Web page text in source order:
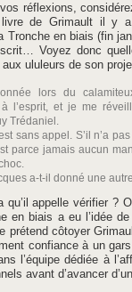
réflexions,
de Grimault il y
Tronche en biais (fin
Voyez donc
ululeurs de son
lors du
à l’esprit, et je me
Trédaniel.
sans appel. S’il n’a
parce jamais aucun
a-t-il donné une
qu’il appelle vérifier ?
en biais a eu l’idée
prétend côtoyer
confiance à un
l’équipe dédiée à
avant d’avancer